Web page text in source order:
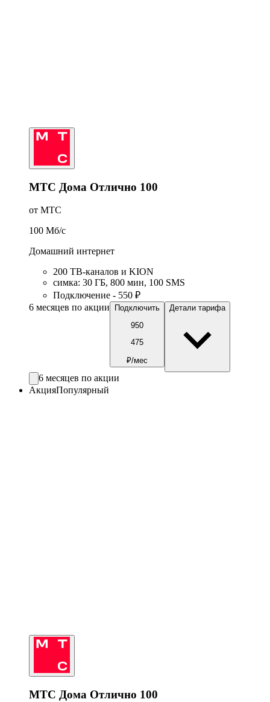
МТС Дома Отлично 100
от МТС
100 Мб/c
Домашний интернет
200 ТВ-каналов и KION
симка: 30 ГБ, 800 мин, 100 SMS
Подключение - 550 ₽
6 месяцев по акции
Подключить
950
475
₽/мес
Детали тарифа
6 месяцев по акции
АкцияПопулярный
МТС Дома Отлично 100